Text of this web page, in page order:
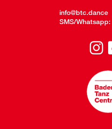
info@btc.dance
SMS/Whatsapp: